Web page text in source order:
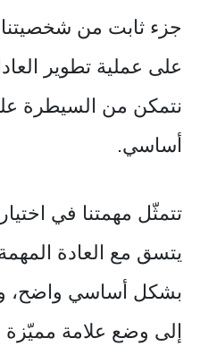
جزء ثابت من
على عملية تطوير
نتمكن من السيطرة
أساسي.
تتمثّل مهمتنا في
يتسق مع العادة
بشكل أساسي واضح،
إلى وضع علامة